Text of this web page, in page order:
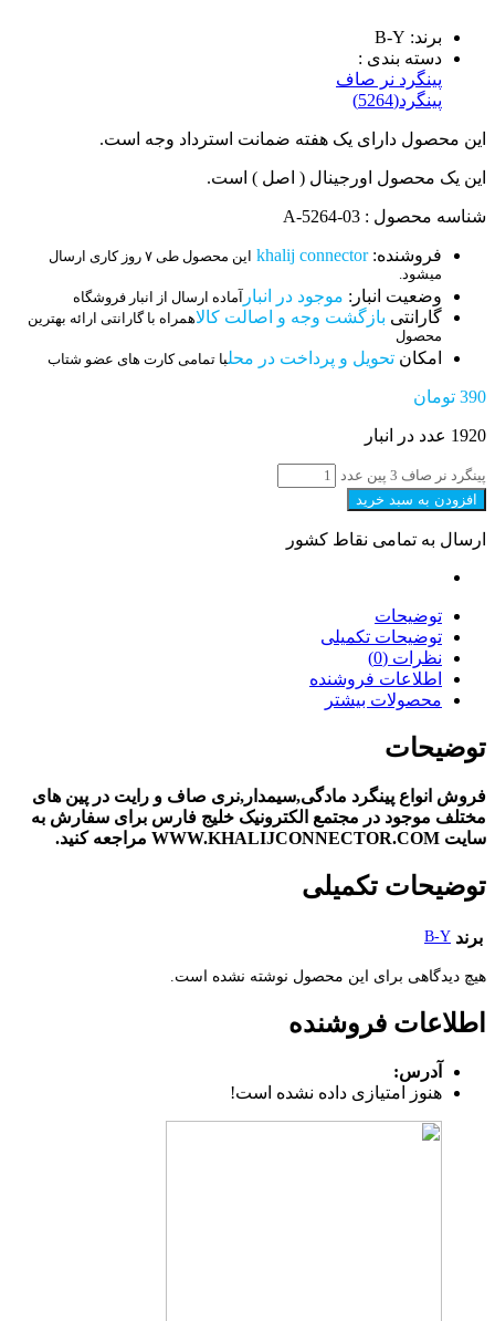
برند: B-Y
دسته بندی :
پینگرد نر صاف
پینگرد(5264)
این محصول دارای یک هفته ضمانت استرداد وجه است.
این یک محصول اورجینال ( اصل ) است.
شناسه محصول : 03-A-5264
فروشنده:khalij connector این محصول طی ۷ روز کاری ارسال
میشود.
وضعیت انبار: موجود در انبار آماده ارسال از انبار فروشگاه
گارانتی بازگشت وجه و اصالت کالاهمراه با گارانتی ارائه بهترین
محصول
امکان تحویل و پرداخت در محلبا تمامی کارت های عضو شتاب
390 تومان
1920 عدد در انبار
پینگرد نر صاف 3 پین عدد
افزودن به سبد خرید
ارسال به تمامی نقاط کشور
توضیحات
توضیحات تکمیلی
نظرات (0)
اطلاعات فروشنده
محصولات بیشتر
توضیحات
فروش انواع پینگرد مادگی,سیمدار,نری صاف و رایت در پین های
مختلف موجود در مجتمع الکترونیک خلیج فارس برای سفارش به
سایت WWW.KHALIJCONNECTOR.COM مراجعه کنید.
توضیحات تکمیلی
برند B-Y
هیچ دیدگاهی برای این محصول نوشته نشده است.
اطلاعات فروشنده
آدرس:
هنوز امتیازی داده نشده است!